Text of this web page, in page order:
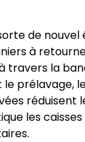
de
à
travers la
prélavage,
réduisent
les